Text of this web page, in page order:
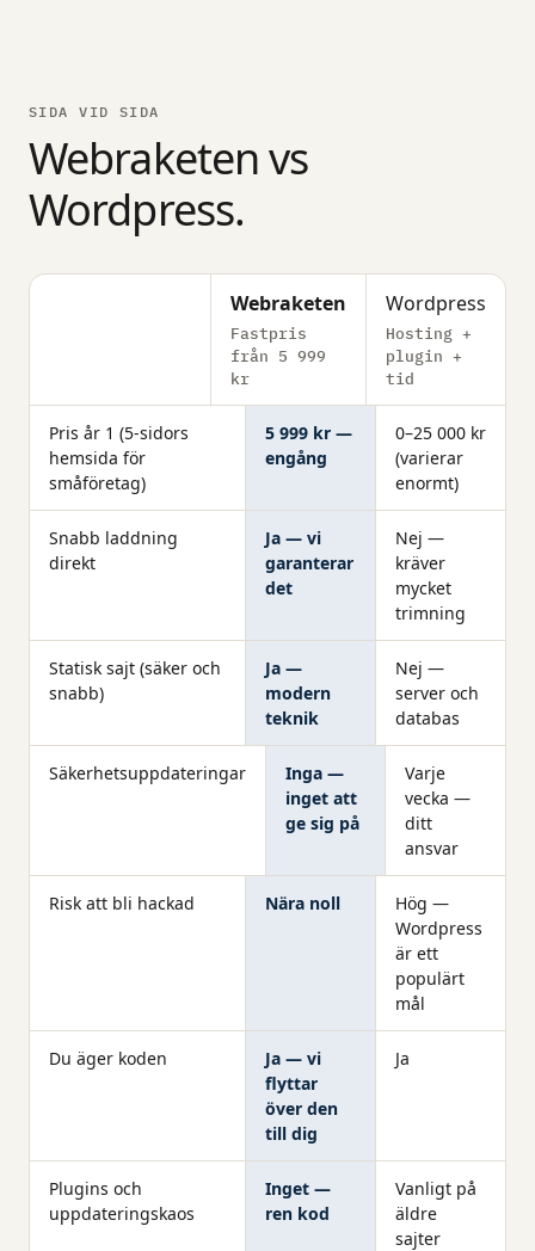
SIDA VID SIDA
Webraketen vs
Wordpress.
Webraketen
Fastpris
från 5 999
kr
Wordpress
Hosting +
plugin +
tid
Pris år 1 (5-sidors
hemsida för
småföretag)
5 999 kr —
engång
0–25 000 kr
(varierar
enormt)
Snabb laddning
direkt
Ja — vi
garanterar
det
Nej —
kräver
mycket
trimning
Statisk sajt (säker och
snabb)
Ja —
modern
teknik
Nej —
server och
databas
Säkerhetsuppdateringar
Inga —
inget att
ge sig på
Varje
vecka —
ditt
ansvar
Risk att bli hackad Nära noll
Hög —
Wordpress
är ett
populärt
mål
Du äger koden
Ja — vi
flyttar
över den
till dig
Ja
Plugins och
uppdateringskaos
Inget —
ren kod
Vanligt på
äldre
sajter